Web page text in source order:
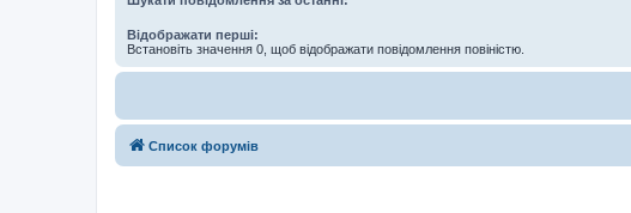
Відображати перші:
Встановіть значення 0, щоб відображати повідомлення повіністю.
Список форумів